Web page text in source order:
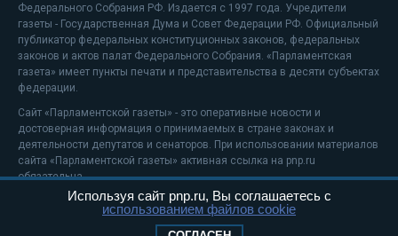
Федерального Собрания РФ. Издается с 1997 года. Учредители
газеты - Государственная Дума и Совет Федерации РФ. Официальный
публикатор федеральных конституционных законов, федеральных
законов и актов палат Федерального Собрания. «Парламентская
газета» имеет пункты печати и представительства в десяти субъектах
федерации.
Сайт «Парламентской газеты» - это оперативные новости и
достоверная информация о принимаемых в стране законах и
деятельности депутатов и сенаторов. При использовании материалов
сайта «Парламентской газеты» активная ссылка на pnp.ru
обязательна.
На информационном ресурсе применяютсярекомендательные
Положение о защите персональных данных
Используя сайт pnp.ru, Вы соглашаетесь с
использованием файлов cookie